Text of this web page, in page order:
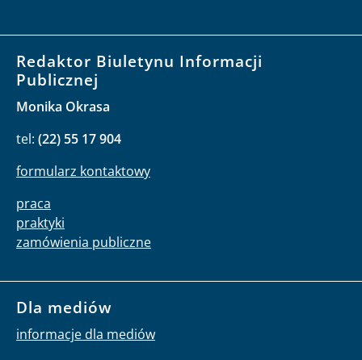
Redaktor Biuletynu Informacji
Publicznej
Monika Okrasa
tel: (22) 55 17 904
formularz kontaktowy
praca
praktyki
zamówienia publiczne
Dla mediów
informacje dla mediów